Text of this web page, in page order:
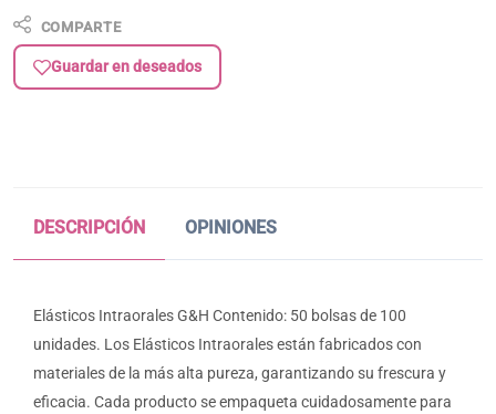
COMPARTE
Guardar en deseados
DESCRIPCIÓN OPINIONES
Elásticos Intraorales G&H Contenido: 50 bolsas de 100
unidades. Los Elásticos Intraorales están fabricados con
materiales de la más alta pureza, garantizando su frescura y
eficacia. Cada producto se empaqueta cuidadosamente para